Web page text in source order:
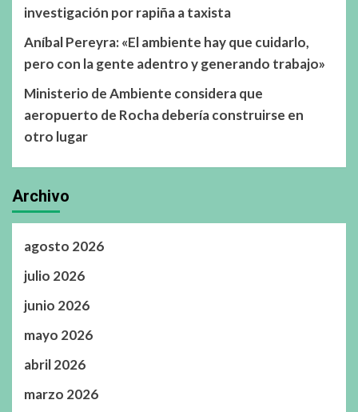
investigación por rapiña a taxista
Aníbal Pereyra: «El ambiente hay que cuidarlo,
pero con la gente adentro y generando trabajo»
Ministerio de Ambiente considera que
aeropuerto de Rocha debería construirse en
otro lugar
Archivo
agosto 2026
julio 2026
junio 2026
mayo 2026
abril 2026
marzo 2026